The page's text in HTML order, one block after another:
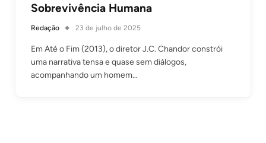
Sobrevivência Humana
Redação 23 de julho de 2025
Em Até o Fim (2013), o diretor J.C. Chandor constrói
uma narrativa tensa e quase sem diálogos,
acompanhando um homem…